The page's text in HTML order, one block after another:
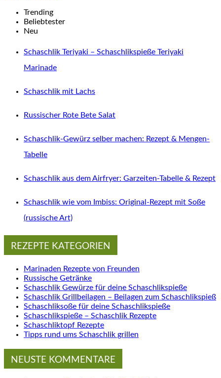
Trending
Beliebtester
Neu
Schaschlik Teriyaki – Schaschlikspieße Teriyaki
Marinade
Schaschlik mit Lachs
Russischer Rote Bete Salat
Schaschlik-Gewürz selber machen: Rezept & Mengen-
Tabelle
Schaschlik aus dem Airfryer: Garzeiten-Tabelle & Rezept
Schaschlik wie vom Imbiss: Original-Rezept mit Soße
(russische Art)
REZEPTE KATEGORIEN
Marinaden Rezepte von Freunden
Russische Getränke
Schaschlik Gewürze für deine Schaschlikspieße
Schaschlik Grillbeilagen – Beilagen zum Schaschlikspieß
Schaschliksoße für deine Schaschlikspieße
Schaschlikspieße – Schaschlik Rezepte
Schaschliktopf Rezepte
Tipps rund ums Schaschlik grillen
NEUSTE KOMMENTARE